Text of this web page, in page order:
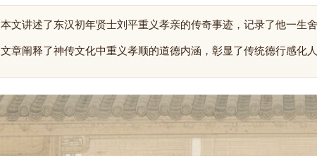
本文讲述了东汉初年贤士刘平重义孝亲的传奇事迹，记录了他一生
文章阐释了神传文化中重义孝顺的道德内涵，彰显了传统德行感化人